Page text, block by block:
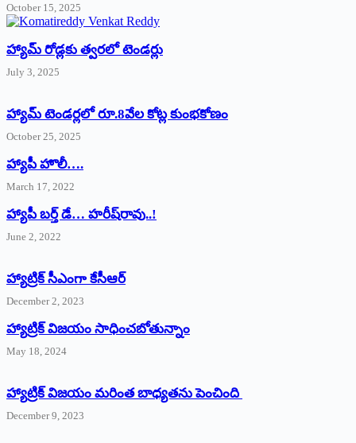
October 15, 2025
హ్యామ్‌ రోడ్లకు త్వరలో టెండర్లు
July 3, 2025
హ్యామ్‌ ‌టెండర్లలో రూ.8వేల కోట్ల కుంభకోణం
October 25, 2025
హ్యాపీ హొలీ….
March 17, 2022
హ్యాపీ బర్త్ ‌డే… హరీష్‌రావు..!
June 2, 2022
హ్యాట్రిక్‌ ‌సీఎంగా కేసీఆర్‌
December 2, 2023
హ్యాట్రిక్‌ విజయం సాధించబోతున్నాం
May 18, 2024
హ్యాట్రిక్ విజయం మరింత బాధ్యతను పెంచింది
December 9, 2023